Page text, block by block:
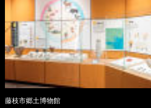
藤枝市郷土博物館